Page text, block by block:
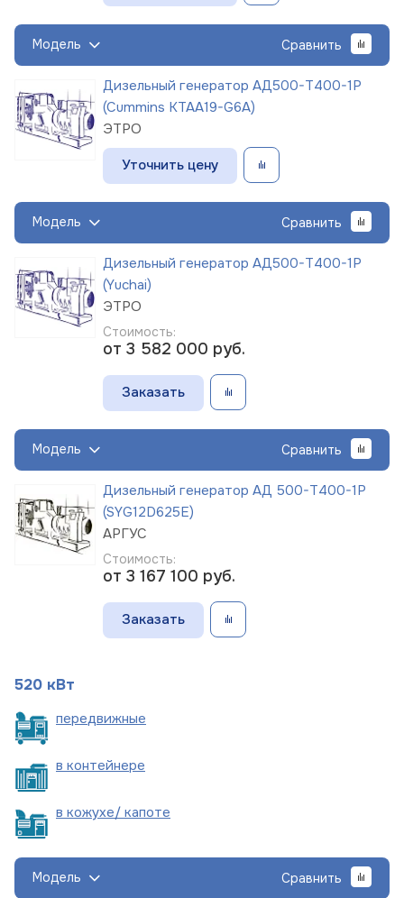
Модель Сравнить
Дизельный генератор АД500-Т400-1Р
(Cummins KTAA19-G6A)
ЭТРО
Уточнить цену
Модель Сравнить
Дизельный генератор АД500-Т400-1Р
(Yuchai)
ЭТРО
Стоимость:
от 3 582 000 руб.
Заказать
Модель Сравнить
Дизельный генератор АД 500-Т400-1Р
(SYG12D625E)
АРГУС
Стоимость:
от 3 167 100 руб.
Заказать
520 кВт
передвижные
в контейнере
в кожухе/ капоте
Модель Сравнить